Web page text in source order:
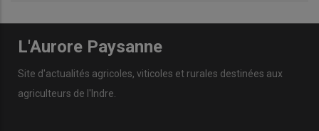
L'Aurore Paysanne
Site d'actualités agricoles, viticoles et rurales destinées aux
agriculteurs de l'Indre.